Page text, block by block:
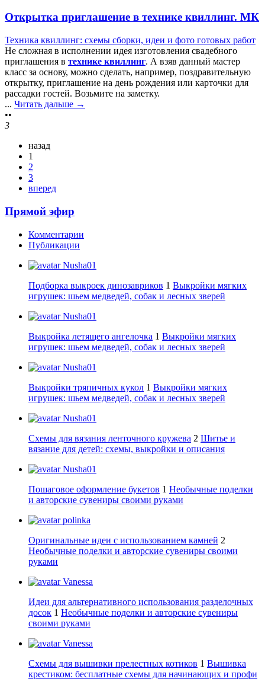
Открытка приглашение в технике квиллинг. МК
Техника квиллинг: схемы сборки, идеи и фото готовых работ
Не сложная в исполнении идея изготовления свадебного
приглашения в технике квиллинг. А взяв данный мастер
класс за основу, можно сделать, например, поздравительную
открытку, приглашение на день рождения или карточки для
рассадки гостей. Возьмите на заметку.
... Читать дальше →
••
3
назад
1
2
3
вперед
Прямой эфир
Комментарии
Публикации
Nusha01
Подборка выкроек динозавриков 1 Выкройки мягких
игрушек: шьем медведей, собак и лесных зверей
Nusha01
Выкройка летящего ангелочка 1 Выкройки мягких
игрушек: шьем медведей, собак и лесных зверей
Nusha01
Выкройки тряпичных кукол 1 Выкройки мягких
игрушек: шьем медведей, собак и лесных зверей
Nusha01
Схемы для вязания ленточного кружева 2 Шитье и
вязание для детей: схемы, выкройки и описания
Nusha01
Пошаговое оформление букетов 1 Необычные поделки
и авторские сувениры своими руками
polinka
Оригинальные идеи с использованием камней 2
Необычные поделки и авторские сувениры своими
руками
Vanessa
Идеи для альтернативного использования разделочных
досок 1 Необычные поделки и авторские сувениры
своими руками
Vanessa
Схемы для вышивки прелестных котиков 1 Вышивка
крестиком: бесплатные схемы для начинающих и профи